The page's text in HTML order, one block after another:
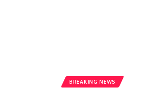
BREAKING NEWS